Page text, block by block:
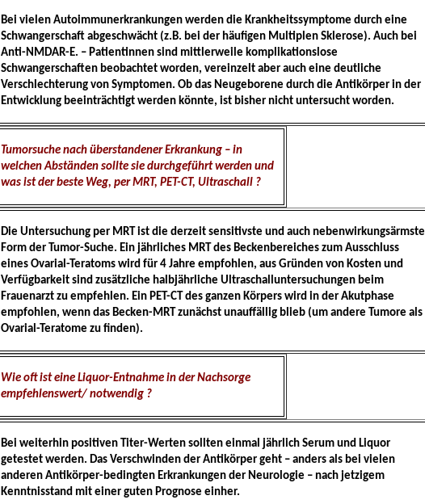
Bei vielen Autoimmunerkrankungen werden die Krankheitssymptome durch eine
Schwangerschaft abgeschwächt (z.B. bei der häufigen Multiplen Sklerose). Auch bei
Anti-NMDAR-E. – Patientinnen sind mittlerweile komplikationslose
Schwangerschaften beobachtet worden, vereinzelt aber auch eine deutliche
Verschlechterung von Symptomen. Ob das Neugeborene durch die Antikörper in der
Entwicklung beeinträchtigt werden könnte, ist bisher nicht untersucht worden.
Tumorsuche nach überstandener Erkrankung – in
welchen Abständen sollte sie durchgeführt werden und
was ist der beste Weg, per MRT, PET-CT, Ultraschall ?
Die Untersuchung per MRT ist die derzeit sensitivste und auch nebenwirkungsärmste
Form der Tumor-Suche. Ein jährliches MRT des Beckenbereiches zum Ausschluss
eines Ovarial-Teratoms wird für 4 Jahre empfohlen, aus Gründen von Kosten und
Verfügbarkeit sind zusätzliche halbjährliche Ultraschalluntersuchungen beim
Frauenarzt zu empfehlen. Ein PET-CT des ganzen Körpers wird in der Akutphase
empfohlen, wenn das Becken-MRT zunächst unauffällig blieb (um andere Tumore als
Ovarial-Teratome zu finden).
Wie oft ist eine Liquor-Entnahme in der Nachsorge
empfehlenswert/ notwendig ?
Bei weiterhin positiven Titer-Werten sollten einmal jährlich Serum und Liquor
getestet werden. Das Verschwinden der Antikörper geht – anders als bei vielen
anderen Antikörper-bedingten Erkrankungen der Neurologie – nach jetzigem
Kenntnisstand mit einer guten Prognose einher.